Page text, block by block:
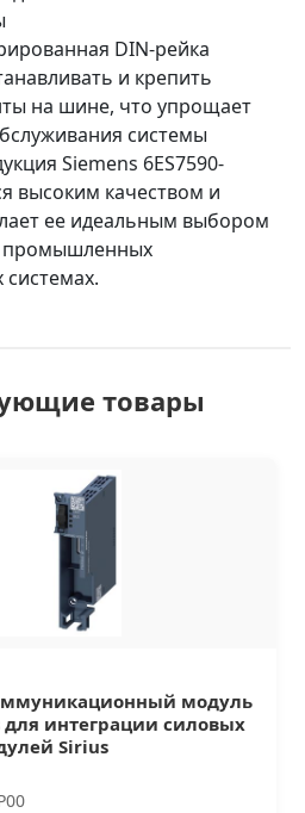
DIN-рейка
и крепить
на шине, что упрощает
системы
Siemens 6ES7590-
высоким качеством и
ее идеальным выбором
промышленных
товары
модуль
для интеграции силовых
Sirius